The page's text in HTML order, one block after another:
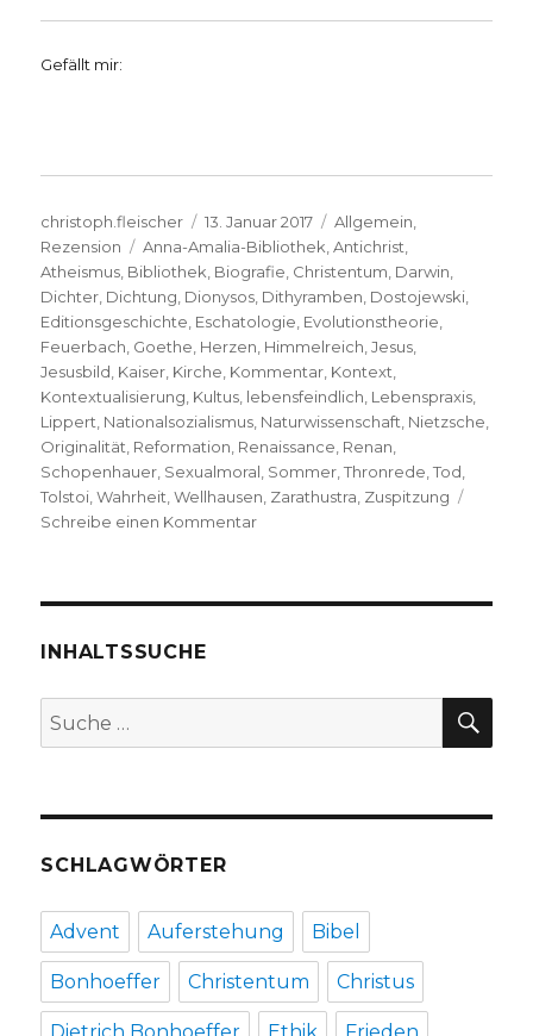
Gefällt mir:
Autor
christoph.fleischer
Veröffentlicht
am
13. Januar 2017 Kategorien
Allgemein,
Rezension
Schlagwörter
Anna-Amalia-Bibliothek,Antichrist,
Atheismus, Bibliothek, Biografie, Christentum, Darwin,
Dichter, Dichtung, Dionysos, Dithyramben, Dostojewski,
Editionsgeschichte, Eschatologie, Evolutionstheorie,
Feuerbach, Goethe, Herzen, Himmelreich,Jesus,
Jesusbild, Kaiser, Kirche, Kommentar, Kontext,
Kontextualisierung, Kultus, lebensfeindlich, Lebenspraxis,
Lippert, Nationalsozialismus, Naturwissenschaft, Nietzsche,
Originalität, Reformation, Renaissance, Renan,
Schopenhauer, Sexualmoral, Sommer,Thronrede,Tod,
Tolstoi,Wahrheit,Wellhausen, Zarathustra, Zuspitzung
Schreibe einen Kommentarzu
hier:
Antichrist“
Christoph
INHALTSSUCHE
Suche
nach:
SCHLAGWÖRTER
Advent Auferstehung Bibel
Bonhoeffer Christentum Christus